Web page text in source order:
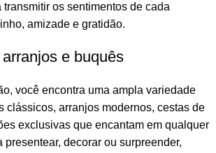
os sentimentos de cada
amizade e gratidão.
e buquês
, você encontra uma ampla variedade
clássicos, arranjos modernos, cestas de
exclusivas que encantam em qualquer
presentear, decorar ou surpreender,